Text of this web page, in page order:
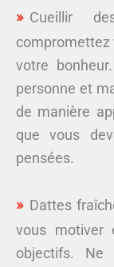
Cueillir
compromettez
votre
personne et
de manière
que vous
pensées.
Dattes
vous motiver
objectifs.